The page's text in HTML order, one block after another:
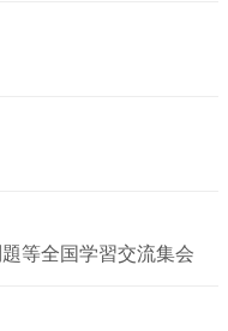
等全国学習交流集会